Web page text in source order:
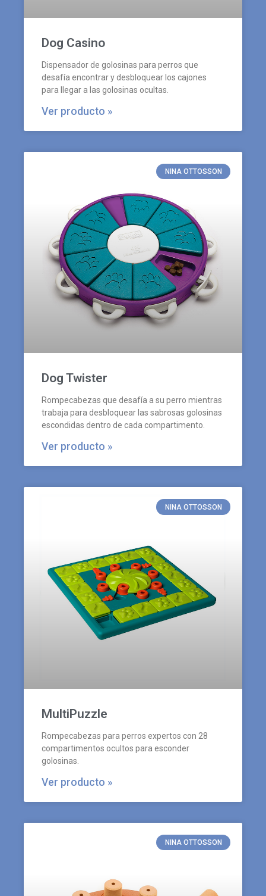
Dog Casino
Dispensador de golosinas para perros que
desafía encontrar y desbloquear los cajones
para llegar a las golosinas ocultas.
Ver producto »
NINA OTTOSSON
Dog Twister
Rompecabezas que desafía a su perro mientras
trabaja para desbloquear las sabrosas golosinas
escondidas dentro de cada compartimento.
Ver producto »
NINA OTTOSSON
MultiPuzzle
Rompecabezas para perros expertos con 28
compartimentos ocultos para esconder
golosinas.
Ver producto »
NINA OTTOSSON